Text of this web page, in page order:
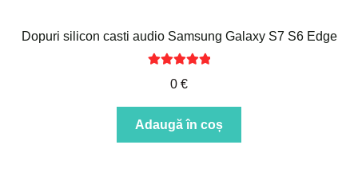
Dopuri silicon casti audio Samsung Galaxy S7 S6 Edge
0 €
Adaugă în coș